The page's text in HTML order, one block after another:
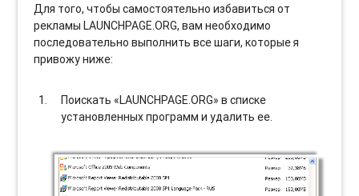
Для того, чтобы самостоятельно избавиться от
рекламы LAUNCHPAGE.ORG, вам необходимо
последовательно выполнить все шаги, которые я
привожу ниже:
Поискать «LAUNCHPAGE.ORG» в списке
установленных программ и удалить ее.